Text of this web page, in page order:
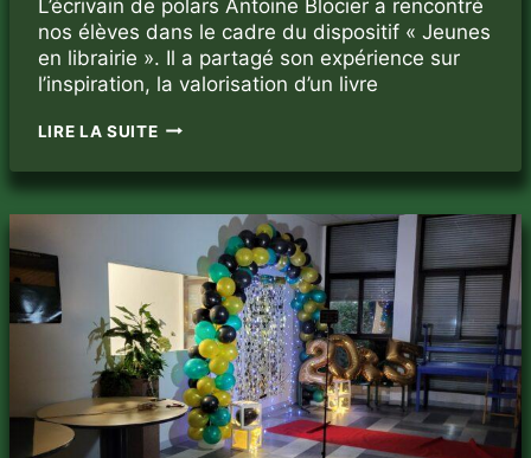
L’écrivain de polars Antoine Blocier a rencontré
nos élèves dans le cadre du dispositif « Jeunes
en librairie ». Il a partagé son expérience sur
l’inspiration, la valorisation d’un livre
LIRE LA SUITERENCONTRE
L’ÉCRIVAIN
ANTOINE
BLOCIER